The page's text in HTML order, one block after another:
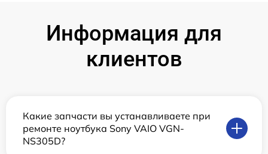
Информация для
клиентов
Какие запчасти вы устанавливаете при
ремонте ноутбука Sony VAIO VGN-
NS305D?